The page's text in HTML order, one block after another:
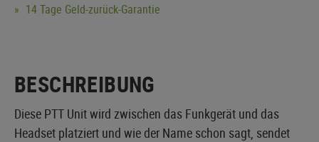
14 Tage Geld-zurück-Garantie
BESCHREIBUNG
Diese PTT Unit wird zwischen das Funkgerät und das
Headset platziert und wie der Name schon sagt, sendet